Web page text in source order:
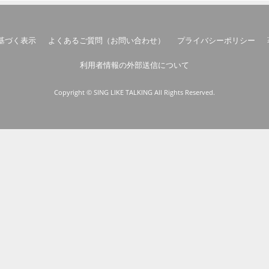
づく表示 よくあるご質問（お問い合わせ） プライバシーポリシー
利用者情報の外部送信について
Copyright © SING LIKE TALKING All Rights Reserved.